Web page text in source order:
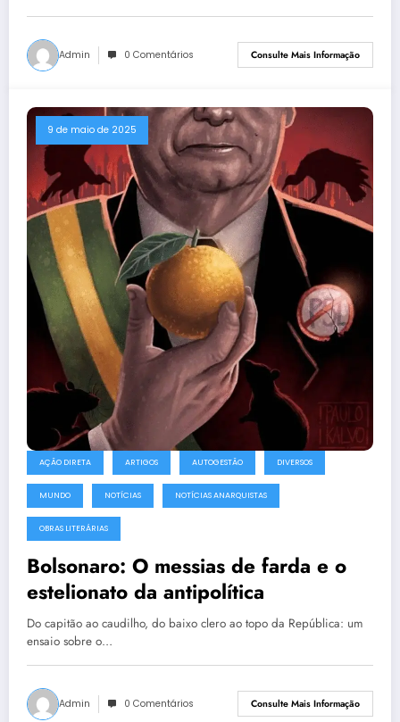
Admin 0 Comentários Consulte Mais Informação
9 de maio de 2025
AÇÃO DIRETA ARTIGOS AUTOGESTÃO DIVERSOS
MUNDO NOTÍCIAS NOTÍCIAS ANARQUISTAS
OBRAS LITERÁRIAS
Bolsonaro: O messias de farda e o
estelionato da antipolítica
Do capitão ao caudilho, do baixo clero ao topo da República: um
ensaio sobre o…
Admin 0 Comentários Consulte Mais Informação